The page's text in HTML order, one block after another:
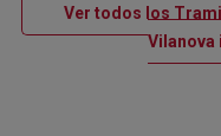
Ver todos los
Vilanova